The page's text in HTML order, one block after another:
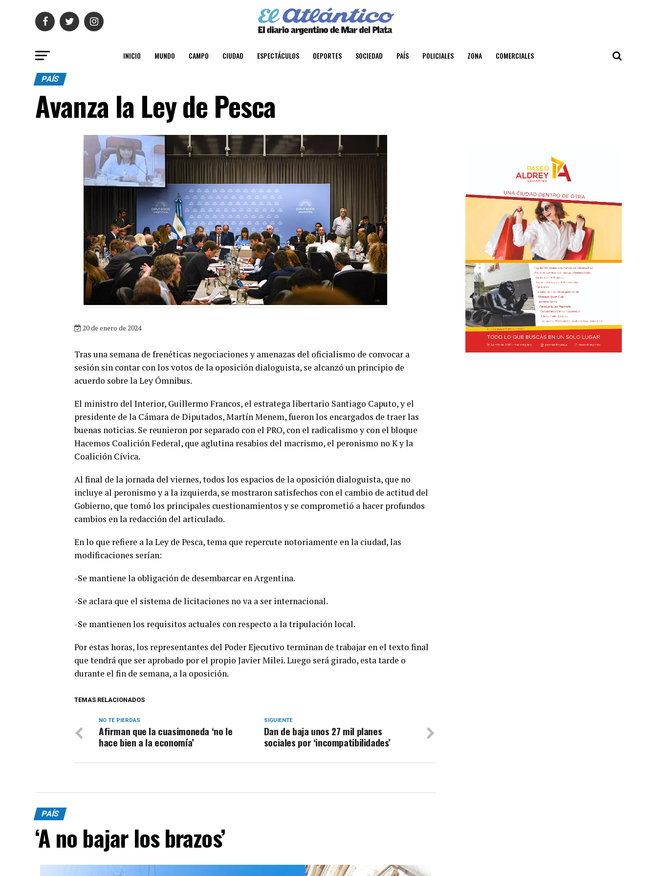
INICIO MUNDO CAMPO CIUDAD ESPECTÁCULOS DEPORTES SOCIEDAD PAÍS POLICIALES ZONA COMERCIALES
PAÍS
Avanza la Ley de Pesca
20 de enero de 2024
Tras una semana de frenéticas negociaciones y amenazas del oficialismo de convocar a
sesión sin contar con los votos de la oposición dialoguista, se alcanzó un principio de
acuerdo sobre la Ley Ómnibus.
El ministro del Interior, Guillermo Francos, el estratega libertario Santiago Caputo, y el
presidente de la Cámara de Diputados, Martín Menem, fueron los encargados de traer las
buenas noticias. Se reunieron por separado con el PRO, con el radicalismo y con el bloque
Hacemos Coalición Federal, que aglutina resabios del macrismo, el peronismo no K y la
Coalición Cívica.
Al final de la jornada del viernes, todos los espacios de la oposición dialoguista, que no
incluye al peronismo y a la izquierda, se mostraron satisfechos con el cambio de actitud del
Gobierno, que tomó los principales cuestionamientos y se comprometió a hacer profundos
cambios en la redacción del articulado.
En lo que refiere a la Ley de Pesca, tema que repercute notoriamente en la ciudad, las
modificaciones serían:
-Se mantiene la obligación de desembarcar en Argentina.
-Se aclara que el sistema de licitaciones no va a ser internacional.
-Se mantienen los requisitos actuales con respecto a la tripulación local.
Por estas horas, los representantes del Poder Ejecutivo terminan de trabajar en el texto final
que tendrá que ser aprobado por el propio Javier Milei. Luego será girado, esta tarde o
durante el fin de semana, a la oposición.
TEMAS RELACIONADOS
SIGUIENTE
Dan de baja unos 27 mil planes
sociales por ‘incompatibilidades’
NO TE PIERDAS
Afirman que la cuasimoneda ‘no le
hace bien a la economía’
PAÍS
‘A no bajar los brazos’